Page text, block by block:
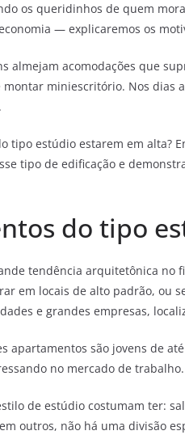
os queridinhos de quem
— explicaremos os
almejam acomodações que
miniescritório. Nos dias
tipo estúdio estarem em alta?
tipo de edificação e
do tipo
tendência arquitetônica no
em locais de alto padrão, ou
e grandes empresas,
apartamentos são jovens de
no mercado de trabalho.
de estúdio costumam ter:
outros, não há uma divisão